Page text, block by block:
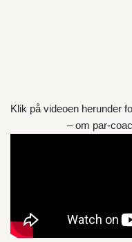
Klik på videoen herunder
– om par-